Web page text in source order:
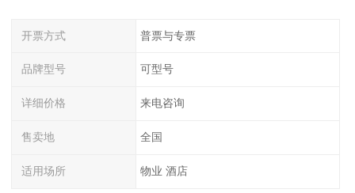
开票方式 普票与专票
品牌型号 可型号
详细价格 来电咨询
售卖地 全国
适用场所 物业 酒店